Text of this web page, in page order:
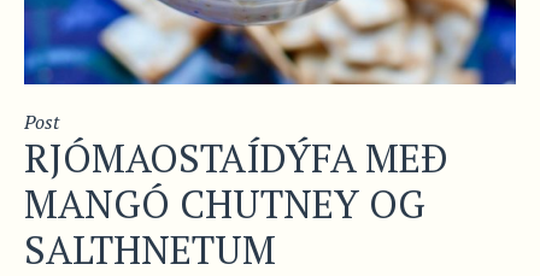
Post
RJÓMAOSTAÍDÝFA MEÐ
MANGÓ CHUTNEY OG
SALTHNETUM